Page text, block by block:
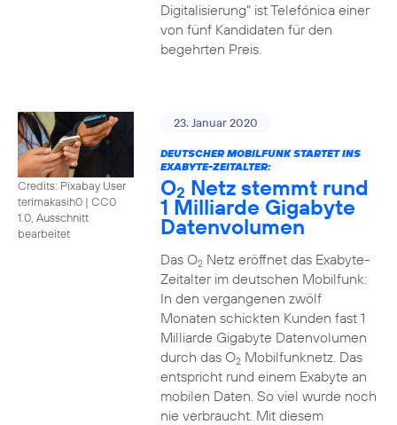
Digitalisierung“ ist Telefónica einer
von fünf Kandidaten für den
begehrten Preis.
Credits: Pixabay User
terimakasih0 | CC0
1.0, Ausschnitt
bearbeitet
23. Januar 2020
DEUTSCHER MOBILFUNK STARTET INS
EXABYTE-ZEITALTER:
O2 Netz stemmt rund
1 Milliarde Gigabyte
Datenvolumen
Das O2Netz eröffnet das Exabyte-
Zeitalter im deutschen Mobilfunk:
In den vergangenen zwölf
Monaten schickten Kunden fast 1
Milliarde Gigabyte Datenvolumen
durch das O2Mobilfunknetz. Das
entspricht rund einem Exabyte an
mobilen Daten. So viel wurde noch
nie verbraucht. Mit diesem